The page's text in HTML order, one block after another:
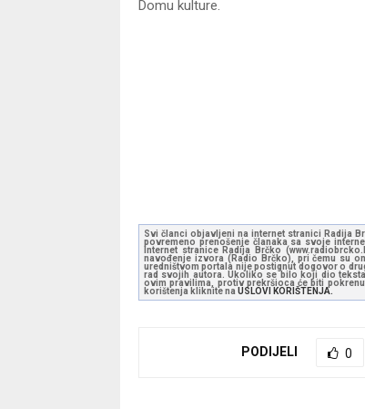
Domu kulture.
Svi članci objavljeni na internet stranici Radija
povremeno prenošenje članaka sa svoje
Internet stranice Radija Brčko
navođenje izvora (Radio Brčko), pri čemu su
uredništvom portala nije postignut dogovor o
rad svojih autora. Ukoliko se bilo koji dio
ovim pravilima, protiv prekršioca će biti
korištenja kliknite na USLOVI KORIŠTENJA.
PODIJELI 0